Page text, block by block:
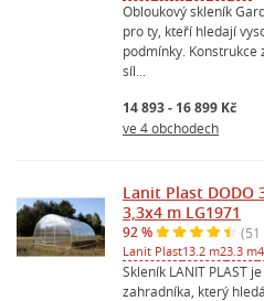
Obloukový skleník
pro ty, kteří hledají
podmínky.
síl...
14 893 - 16 899 Kč
ve 4 obchodech
Lanit Plast
3,3x4 m LG1971
92 % (51
Lanit Plast13.2 m23.3 m
Skleník LANIT PLAST
zahradníka, který